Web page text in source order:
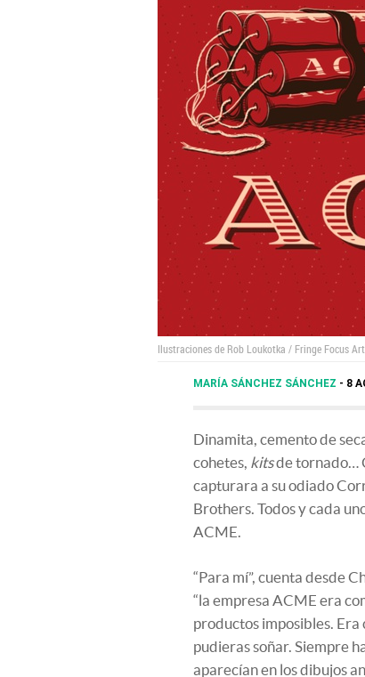
Ilustraciones de Rob Loukotka / Fringe Focus
MARÍA SÁNCHEZ SÁNCHEZ 8
Dinamita, cemento de
cohetes, kitsde tornado…
capturara a su odiado
Brothers. Todos y cada
ACME.
“Para mí”, cuenta desde
“la empresa ACME era
productos imposibles.
pudieras soñar. Siempre
aparecían en los dibujos